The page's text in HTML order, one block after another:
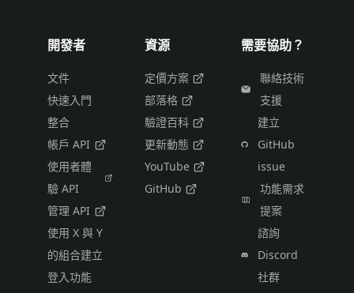
開發者
文件
快速入門
整合
帳戶 API
使用者體
驗 API
管理 API
使用 X 與 Y
的組合建立
登入功能
資源
定價方案
部落格
驗證百科
更新動態
YouTube
GitHub
需要協助？
聯絡技術
支援
建立
GitHub
issue
功能需求
提案
諮詢
Discord
社群